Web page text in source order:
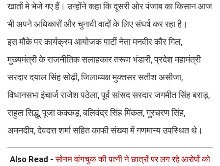
खातों मे भेजे गए हैं। उन्होंने कहा कि दूसरी ओर पंजाब का किसान आज
भी अपने अधिकारों और चुनावी वादों के लिए संघर्ष कर रहा है।
इस मौके पर कार्यक्रम आयोजक पार्टी नेता मनवीर कौर गिल,
मुख्यमंत्री के राजनीतिक सलाहकार तरूण भंडारी, प्रदेश महामंत्री
सरदार दयाल सिंह सोढ़ी, जिलाध्यक्ष मुक्तसर सतीश असीजा,
विधानसभा इंचार्ज राजेश पठेला, पूर्व सांसद सरदार जगमीत सिंह बराड़,
राहुल सिद्धू, पूजा कक्कड़, बलिवंद्र सिंह मिंकल, गुरचरण सिंह,
अमनदीप, देवदत्त शर्मा सहित काफी संख्या में गणमान्य उपस्थित थे।
Also Read -सोनम वांगचुक की पत्नी ने छात्रों पर लग रहे आरोपों को